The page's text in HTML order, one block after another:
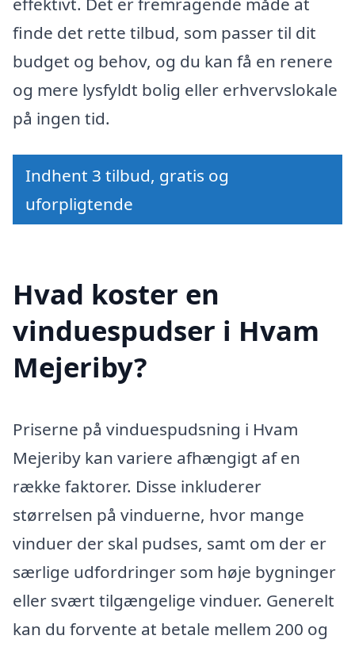
finde det rette tilbud, som passer til dit
budget og behov, og du kan få en renere
og mere lysfyldt bolig eller erhvervslokale
på ingen tid.
Indhent 3 tilbud, gratis og
uforpligtende
Hvad koster en
vinduespudser i Hvam
Mejeriby?
Priserne på vinduespudsning i Hvam
Mejeriby kan variere afhængigt af en
række faktorer. Disse inkluderer
størrelsen på vinduerne, hvor mange
vinduer der skal pudses, samt om der er
særlige udfordringer som høje bygninger
eller svært tilgængelige vinduer. Generelt
kan du forvente at betale mellem 200 og